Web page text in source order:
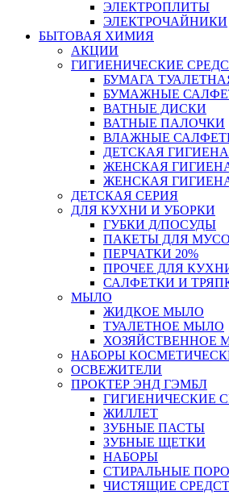
ЭЛЕКТРОПЛИТЫ
ЭЛЕКТРОЧАЙНИКИ
БЫТОВАЯ ХИМИЯ
АКЦИИ
ГИГИЕНИЧЕСКИЕ
БУМАГА
БУМАЖНЫЕ
ВАТНЫЕ ДИСКИ
ВАТНЫЕ ПАЛОЧКИ
ВЛАЖНЫЕ
ДЕТСКАЯ ГИГИЕНА
ЖЕНСКАЯ
ЖЕНСКАЯ
ДЕТСКАЯ СЕРИЯ
ДЛЯ КУХНИ И УБОРКИ
ГУБКИ Д/ПОСУДЫ
ПАКЕТЫ ДЛЯ
ПЕРЧАТКИ 20%
ПРОЧЕЕ ДЛЯ
САЛФЕТКИ И
МЫЛО
ЖИДКОЕ МЫЛО
ТУАЛЕТНОЕ МЫЛО
ХОЗЯЙСТВЕННОЕ
НАБОРЫ
ОСВЕЖИТЕЛИ
ПРОКТЕР ЭНД ГЭМБЛ
ГИГИЕНИЧЕСКИЕ
ЖИЛЛЕТ
ЗУБНЫЕ ПАСТЫ
ЗУБНЫЕ ЩЕТКИ
НАБОРЫ
СТИРАЛЬНЫЕ
ЧИСТЯЩИЕ